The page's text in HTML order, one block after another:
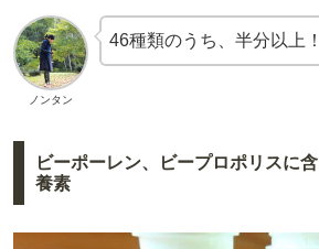
ノンタン
46種類のうち、半分以上！
ビーポーレン、ビープロポリスに
養素